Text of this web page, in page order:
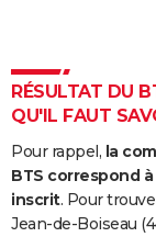
Dictionnaire
Biographies
Citations
Expressions
Proverbes
PROGRAMME TV
S'inscrire
Se connecter
Lycées
Collèges
Primaires
Universités
Entreprises
Service militaire
Avis de recherche
AVIS DE DÉCÈS
FORUM
RÉSULTAT DU
QU'IL FAUT
Pour rappel, la
BTS correspond
inscrit. Pour
Jean-de-Boiseau